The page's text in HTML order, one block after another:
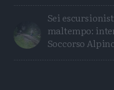
Sei
maltempo:
Soccorso